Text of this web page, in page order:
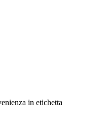
in etichetta